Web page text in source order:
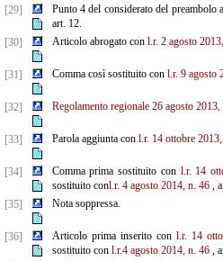
[29] Punto 4 del considerato del preambolo
art. 12.
[30]
Articolo abrogato con l.r. 2 agosto
[31] Comma così sostituito con l.r. 9 agosto
[32] Regolamento regionale 26 agosto
[33] Parola aggiunta con l.r. 14 ottobre
[34] Comma prima sostituito con l.r. 14
sostituito conl.r. 4 agosto 2014, n. 46,
[35]
Nota soppressa.
[36] Articolo prima inserito conl.r. 14
sostituito con l.r.4 agosto 2014, n. 46,